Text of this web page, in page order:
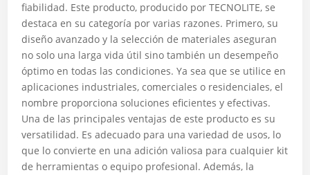
fiabilidad. Este producto, producido por TECNOLITE, se
destaca en su categoría por varias razones. Primero, su
diseño avanzado y la selección de materiales aseguran
no solo una larga vida útil sino también un desempeño
óptimo en todas las condiciones. Ya sea que se utilice en
aplicaciones industriales, comerciales o residenciales, el
nombre proporciona soluciones eficientes y efectivas.
Una de las principales ventajas de este producto es su
versatilidad. Es adecuado para una variedad de usos, lo
que lo convierte en una adición valiosa para cualquier kit
de herramientas o equipo profesional. Además, la